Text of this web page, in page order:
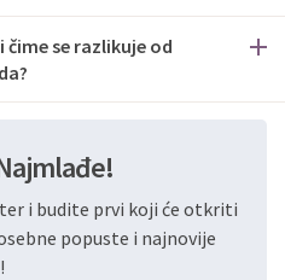
čime se razlikuje od
i budite prvi koji će otkriti
popuste i najnovije